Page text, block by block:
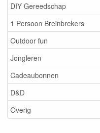
DIY Gereedschap
1 Persoon Breinbrekers
Outdoor fun
Jongleren
Cadeaubonnen
D&D
Overig